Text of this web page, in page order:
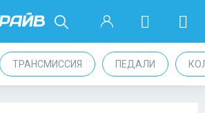
ТРАНСМИССИЯ ПЕДАЛИ